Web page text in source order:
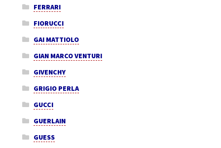
FERRARI
FIORUCCI
GAI MATTIOLO
GIAN MARCO VENTURI
GIVENCHY
GRIGIO PERLA
GUCCI
GUERLAIN
GUESS